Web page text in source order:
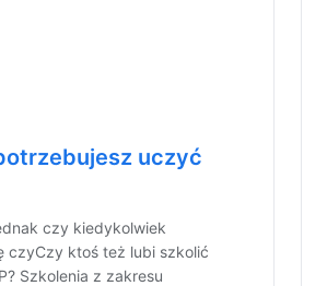
uczyć
czy kiedykolwiek
czyCzy ktoś też lubi szkolić
Szkolenia z zakresu